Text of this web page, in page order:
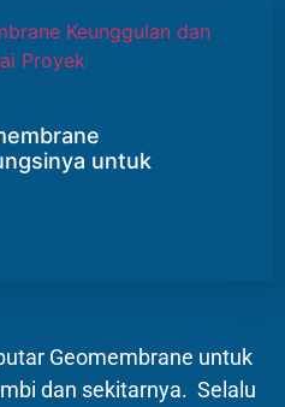
untuk
Geomembrane untuk
dan sekitarnya. Selalu